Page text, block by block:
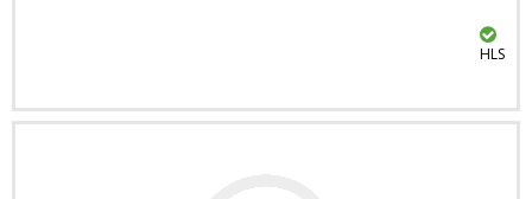
HLS